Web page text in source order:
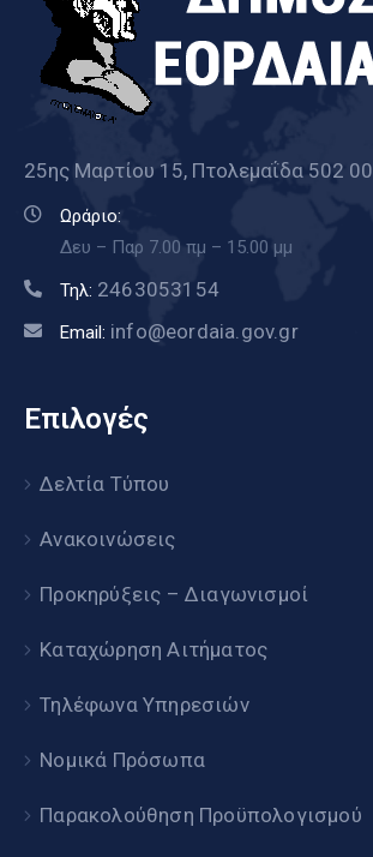
25ης Μαρτίου 15, Πτολεμαΐδα 502 00
Ωράριο:
Δευ – Παρ 7.00 πμ – 15.00 μμ
Τηλ: 2463053154
Email: info@eordaia.gov.gr
Επιλογές
Δελτία Τύπου
Ανακοινώσεις
Προκηρύξεις – Διαγωνισμοί
Καταχώρηση Αιτήματος
Τηλέφωνα Υπηρεσιών
Νομικά Πρόσωπα
Παρακολούθηση Προϋπολογισμού